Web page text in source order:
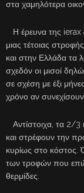
στα χαμηλότερα
Η έρευνα της ierax
μιας τέτοιας
και στην Ελλάδα τα
σχεδόν οι μισοί
σε σχέση με έξι
χρόνο αν συνεχίσουν
Αντίστοιχα, τα 2/3
και στρέφουν την
κυρίως στο κόστος.
των τροφών που
θερμίδες.